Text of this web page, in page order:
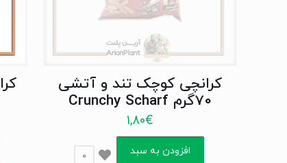
کرانچی کوچک تند و آتشی
70گرم Crunchy Scharf
1,80€
افزودن به سبد 0